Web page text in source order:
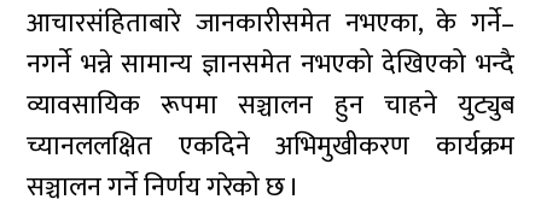
आचारसंहिताबारे जानकारीसमेत नभएका, के गर्ने–
नगर्ने भन्ने सामान्य ज्ञानसमेत नभएको देखिएको भन्दै
व्यावसायिक रूपमा सञ्चालन हुन चाहने युट्युब
च्यानललक्षित एकदिने अभिमुखीकरण कार्यक्रम
सञ्चालन गर्ने निर्णय गरेको छ ।